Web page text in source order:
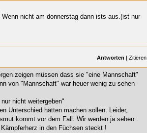
nicht am donnerstag dann ists aus.(ist nur
Antworten | Zitieren
zeigen müssen dass sie "eine Mannschaft"
von "Mannschaft" war heuer wenig zu sehen
nicht weitergeben"
Unterschied hätten machen sollen. Leider,
kommt vor dem Fall. Wir werden ja sehen.
in den Füchsen steckt !